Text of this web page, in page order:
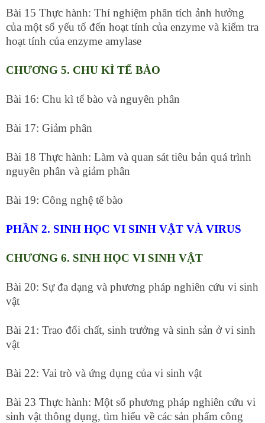
Bài 15 Thực hành: Thí nghiệm phân tích ảnh hưởng
của một số yếu tố đến hoạt tính của enzyme và kiểm tra
hoạt tính của enzyme amylase
CHƯƠNG 5. CHU KÌ TẾ BÀO
Bài 16: Chu kì tế bào và nguyên phân
Bài 17: Giảm phân
Bài 18 Thực hành: Làm và quan sát tiêu bản quá trình
nguyên phân và giảm phân
Bài 19: Công nghệ tế bào
PHẦN 2. SINH HỌC VI SINH VẬT VÀ VIRUS
CHƯƠNG 6. SINH HỌC VI SINH VẬT
Bài 20: Sự đa dạng và phương pháp nghiên cứu vi sinh
vật
Bài 21: Trao đổi chất, sinh trưởng và sinh sản ở vi sinh
vật
Bài 22: Vai trò và ứng dụng của vi sinh vật
Bài 23 Thực hành: Một số phương pháp nghiên cứu vi
sinh vật thông dụng, tìm hiểu về các sản phẩm công